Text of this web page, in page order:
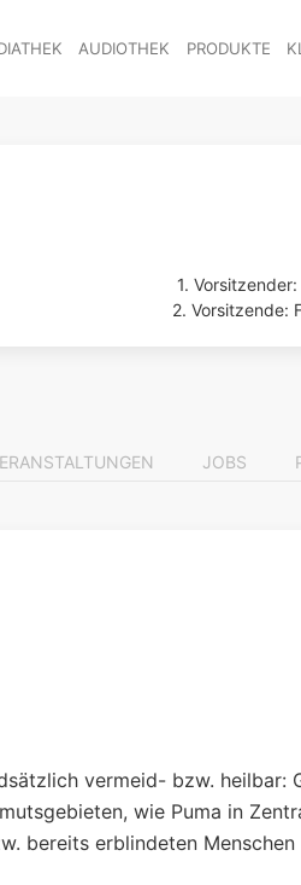
AUDIOTHEK PRODUKTE
1.
2. Vorsitzende:
JOBS
vermeid- bzw. heilbar:
wie Puma in
bereits erblindeten Menschen